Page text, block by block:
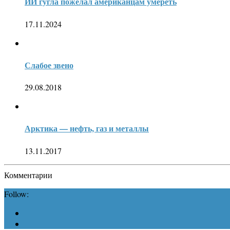
17.11.2024
Слабое звено
29.08.2018
Арктика — нефть, газ и металлы
13.11.2017
Комментарии
Follow: